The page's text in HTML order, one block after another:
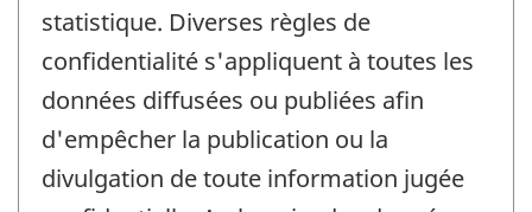
statistique. Diverses règles de
confidentialité s'appliquent à toutes les
données diffusées ou publiées afin
d'empêcher la publication ou la
divulgation de toute information jugée